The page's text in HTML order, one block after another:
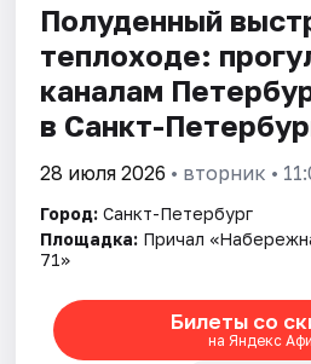
Полуденный
теплоходе:
каналам
в Санкт-
28 июля 2026 • вторник •
Город: Санкт-Петербург
Площадка: Причал
71»
Билеты со
на Яндекс